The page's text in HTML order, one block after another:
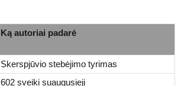
Ką autoriai padarė
Skerspjūvio stebėjimo tyrimas
602 sveiki suaugusieji